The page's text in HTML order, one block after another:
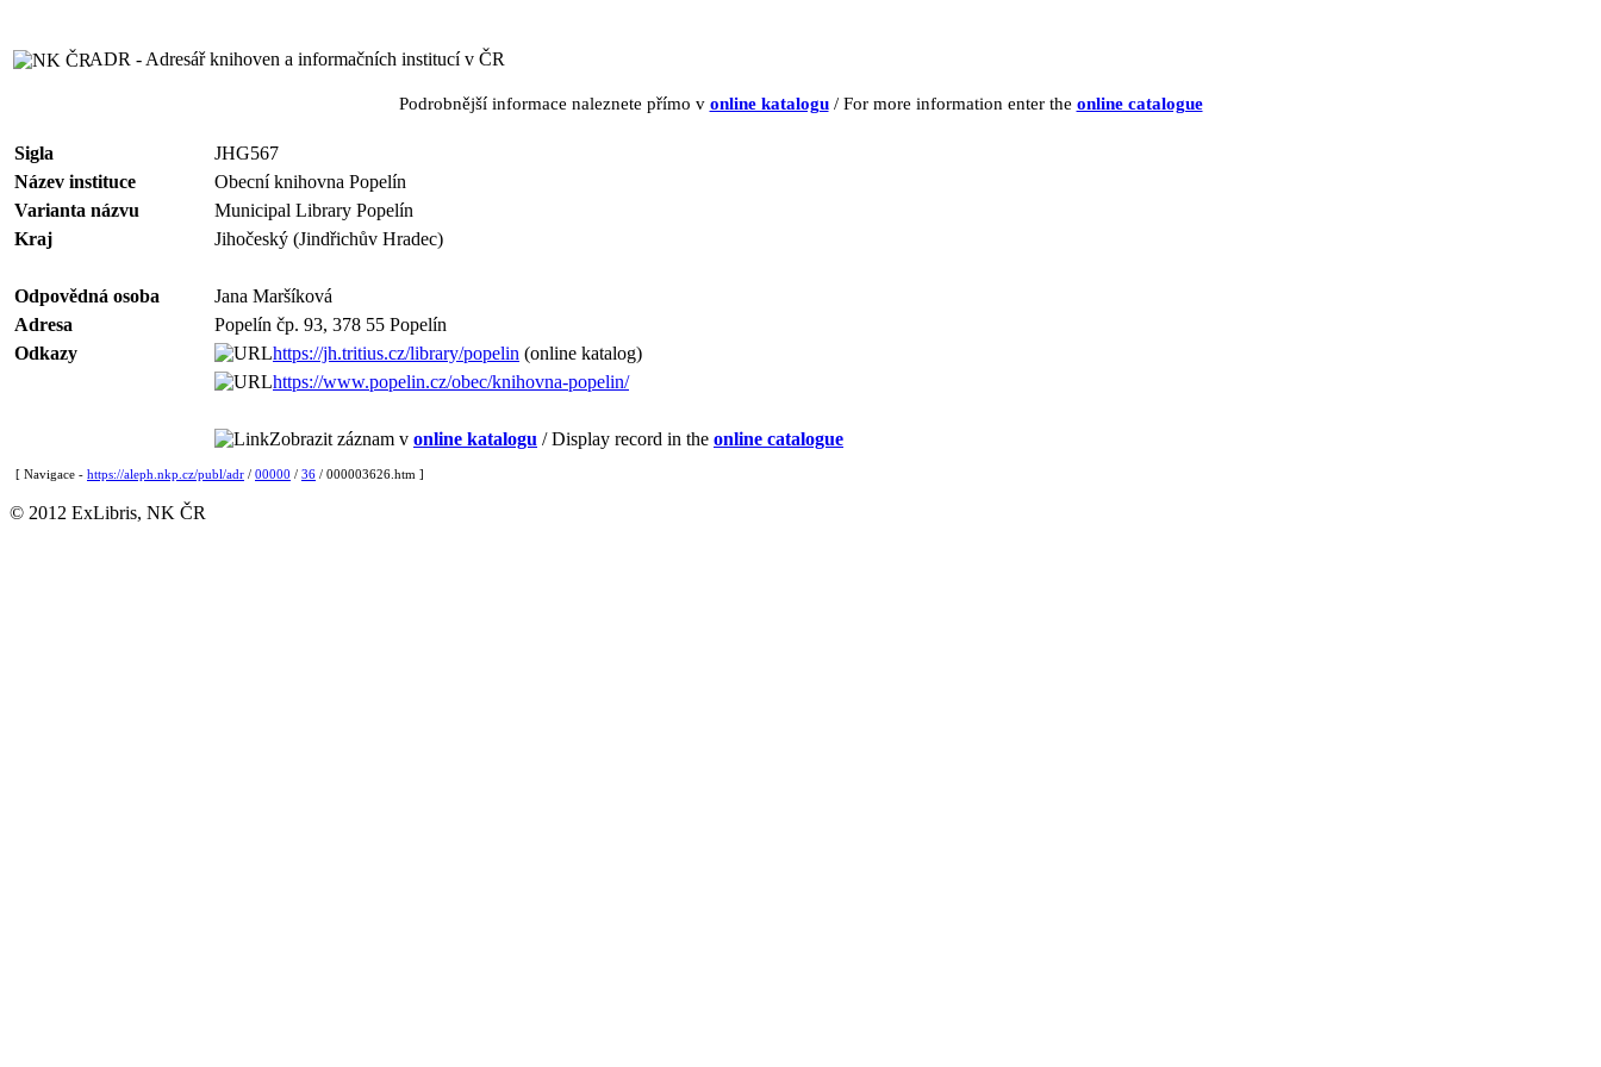
ADR - Adresář knihoven a informačních institucí v ČR
Podrobnější informace naleznete přímo v online katalogu/ For more information enter the online catalogue
Sigla
JHG567
Název instituce
Obecní knihovna Popelín
Varianta názvu
Municipal Library Popelín
Kraj
Jihočeský (Jindřichův Hradec)
Odpovědná osoba
Jana Maršíková
Adresa
Popelín čp. 93, 378 55 Popelín
Odkazy
https://jh.tritius.cz/library/popelin (online katalog)
https://www.popelin.cz/obec/knihovna-popelin/
Zobrazit záznam v online katalogu / Display record in the online catalogue
[ Navigace - https://aleph.nkp.cz/publ/adr / 00000 / 36 / 000003626.htm ]
© 2012 ExLibris, NK ČR